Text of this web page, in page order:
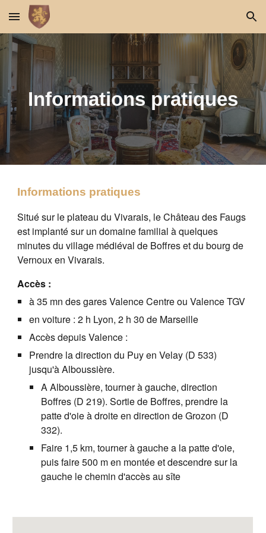
Skip to main content Skip to navigation
Informations pratiques
Informations pratiques
Situé sur le plateau du Vivarais, le Château des Faugs
est implanté sur un domaine familial à quelques
minutes du village médiéval de Boffres et du bourg de
Vernoux en Vivarais.
Accès :
à 35 mn des gares Valence Centre ou Valence TGV
en voiture : 2 h Lyon, 2 h 30 de Marseille
Accès depuis Valence :
Prendre la direction du Puy en Velay (D 533)
jusqu'à Alboussière.
A Alboussière, tourner à gauche, direction
Boffres (D 219). Sortie de Boffres, prendre la
patte d'oie à droite en direction de Grozon (D
332).
Faire 1,5 km, tourner à gauche a la patte d'oie,
puis faire 500 m en montée et descendre sur la
gauche le chemin d'accès au sîte